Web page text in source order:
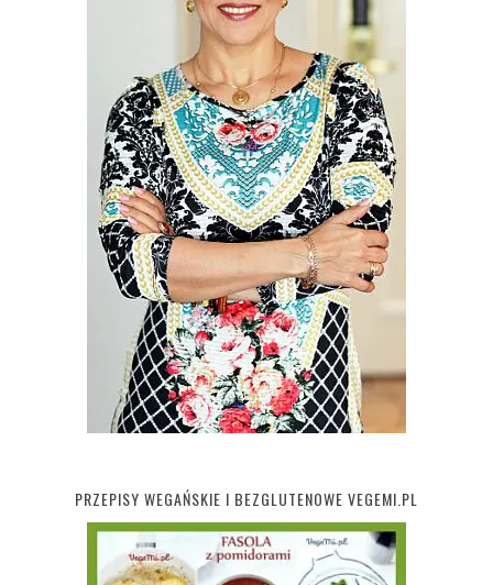
PRZEPISY WEGAŃSKIE I BEZGLUTENOWE VEGEMI.PL